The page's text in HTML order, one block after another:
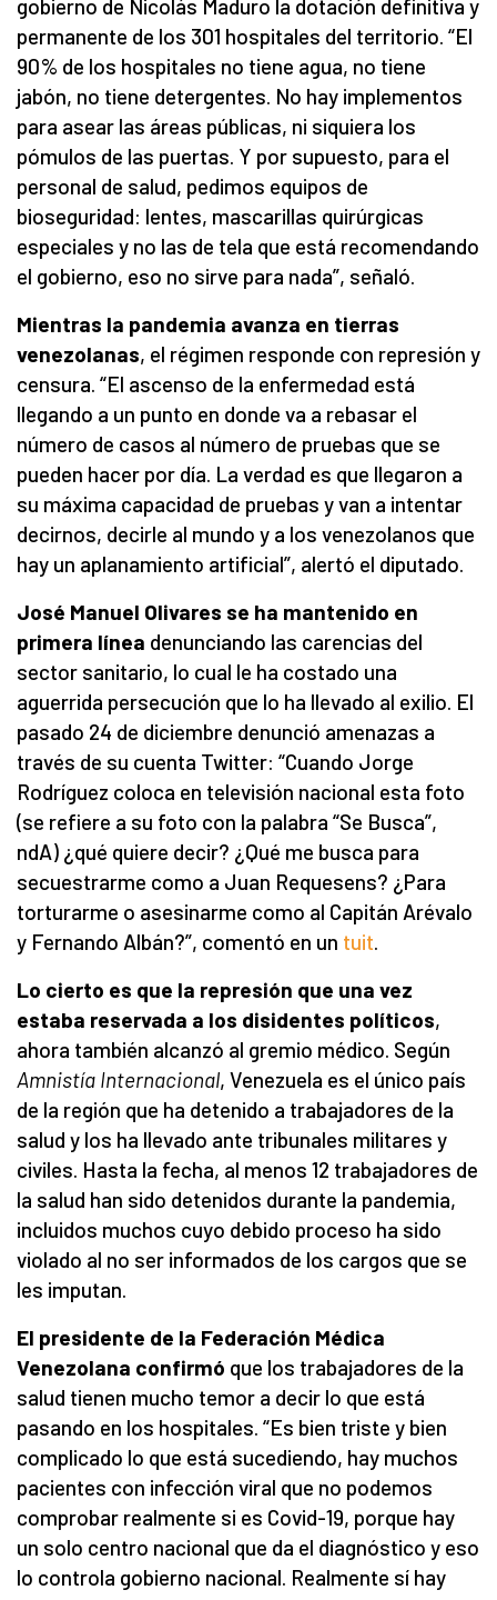
gobierno de Nicolás Maduro la dotación definitiva y
permanente de los 301 hospitales del territorio. “El
90% de los hospitales no tiene agua, no tiene
jabón, no tiene detergentes. No hay implementos
para asear las áreas públicas, ni siquiera los
pómulos de las puertas. Y por supuesto, para el
personal de salud, pedimos equipos de
bioseguridad: lentes, mascarillas quirúrgicas
especiales y no las de tela que está recomendando
el gobierno, eso no sirve para nada”, señaló.
Mientras la pandemia avanza en tierras
venezolanas, el régimen responde con represión y
censura. “El ascenso de la enfermedad está
llegando a un punto en donde va a rebasar el
número de casos al número de pruebas que se
pueden hacer por día. La verdad es que llegaron a
su máxima capacidad de pruebas y van a intentar
decirnos, decirle al mundo y a los venezolanos que
hay un aplanamiento artificial”, alertó el diputado.
José Manuel Olivares se ha mantenido en
primera línea denunciando las carencias del
sector sanitario, lo cual le ha costado una
aguerrida persecución que lo ha llevado al exilio. El
pasado 24 de diciembre denunció amenazas a
través de su cuenta Twitter: “Cuando Jorge
Rodríguez coloca en televisión nacional esta foto
(se refiere a su foto con la palabra “Se Busca”,
ndA) ¿qué quiere decir? ¿Qué me busca para
secuestrarme como a Juan Requesens? ¿Para
torturarme o asesinarme como al Capitán Arévalo
y Fernando Albán?”, comentó en un tuit
Lo cierto es que la represión que una vez
estaba reservada a los disidentes políticos,
ahora también alcanzó al gremio médico. Según
Amnistía Internacional, Venezuela es el único país
de la región que ha detenido a trabajadores de la
salud y los ha llevado ante tribunales militares y
civiles. Hasta la fecha, al menos 12 trabajadores de
la salud han sido detenidos durante la pandemia,
incluidos muchos cuyo debido proceso ha sido
violado al no ser informados de los cargos que se
les imputan.
El presidente de la Federación Médica
Venezolana confirmó que los trabajadores de la
salud tienen mucho temor a decir lo que está
pasando en los hospitales. “Es bien triste y bien
complicado lo que está sucediendo, hay muchos
pacientes con infección viral que no podemos
comprobar realmente si es Covid-19, porque hay
un solo centro nacional que da el diagnóstico y eso
lo controla gobierno nacional. Realmente sí hay